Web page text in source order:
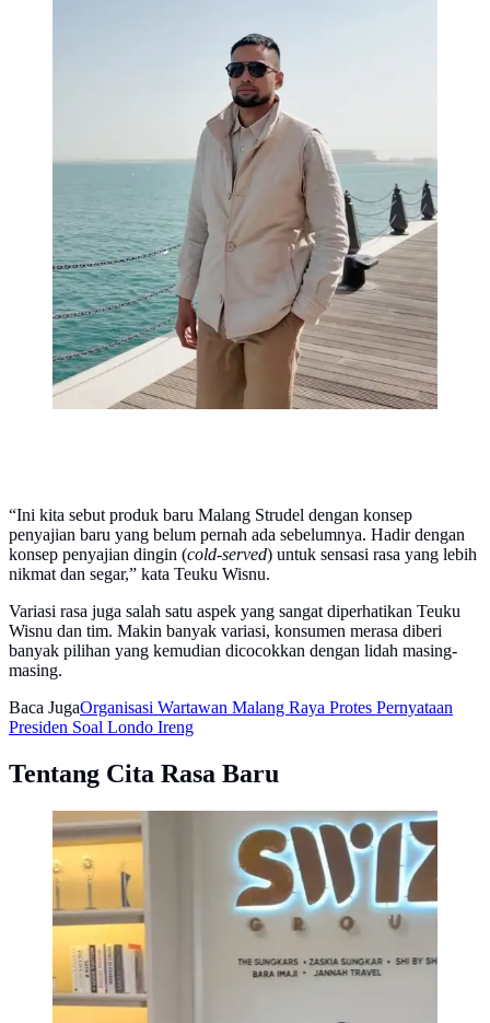
“Ini kita sebut produk baru Malang Strudel dengan konsep
penyajian baru yang belum pernah ada sebelumnya. Hadir dengan
konsep penyajian dingin (cold-served) untuk sensasi rasa yang lebih
nikmat dan segar,” kata Teuku Wisnu.
Variasi rasa juga salah satu aspek yang sangat diperhatikan Teuku
Wisnu dan tim. Makin banyak variasi, konsumen merasa diberi
banyak pilihan yang kemudian dicocokkan dengan lidah masing-
masing.
Baca JugaOrganisasi Wartawan Malang Raya Protes Pernyataan
Presiden Soal Londo Ireng
Tentang Cita Rasa Baru